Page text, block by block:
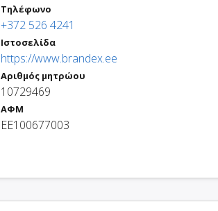
Τηλέφωνο
+372 526 4241
Ιστοσελίδα
https://www.brandex.ee
Αριθμός μητρώου
10729469
ΑΦΜ
EE100677003